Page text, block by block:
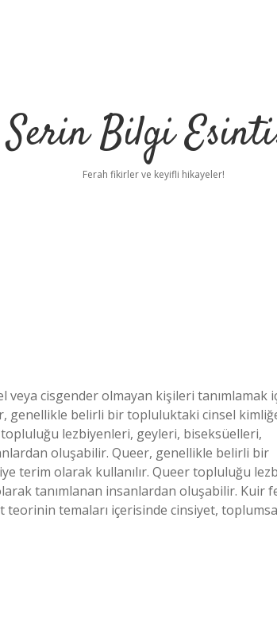
Serin Bilgi
Ferah fikirler ve keyifli hikayeler!
veya cisgender olmayan kişileri tanımlamak
genellikle belirli bir topluluktaki cinsel
lezbiyenleri, geyleri, biseksüelleri,
oluşabilir. Queer, genellikle belirli bir
terim olarak kullanılır. Queer topluluğu
tanımlanan insanlardan oluşabilir. Kuir
temaları içerisinde cinsiyet,